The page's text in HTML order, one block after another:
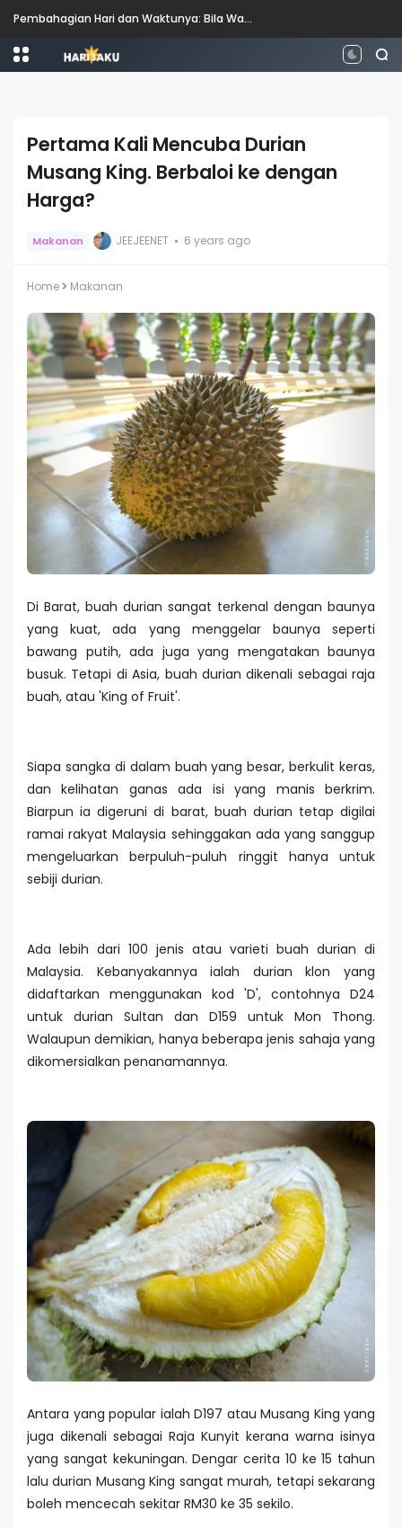
Pembahagian Hari dan Waktunya: Bila Waktunya Pagi, Tengah Hari, Petang dan Malam?
Pertama Kali Mencuba Durian
Musang King. Berbaloi ke dengan
Harga?
Makanan JEEJEENET 6 years ago
Home Makanan
Di Barat, buah durian sangat terkenal dengan baunya
yang kuat, ada yang menggelar baunya seperti
bawang putih, ada juga yang mengatakan baunya
busuk. Tetapi di Asia, buah durian dikenali sebagai raja
buah, atau 'King of Fruit'.
Siapa sangka di dalam buah yang besar, berkulit keras,
dan kelihatan ganas ada isi yang manis berkrim.
Biarpun ia digeruni di barat, buah durian tetap digilai
ramai rakyat Malaysia sehinggakan ada yang sanggup
mengeluarkan berpuluh-puluh ringgit hanya untuk
sebiji durian.
Ada lebih dari 100 jenis atau varieti buah durian di
Malaysia. Kebanyakannya ialah durian klon yang
didaftarkan menggunakan kod 'D', contohnya D24
untuk durian Sultan dan D159 untuk Mon Thong.
Walaupun demikian, hanya beberapa jenis sahaja yang
dikomersialkan penanamannya.
Antara yang popular ialah D197 atau Musang King yang
juga dikenali sebagai Raja Kunyit kerana warna isinya
yang sangat kekuningan. Dengar cerita 10 ke 15 tahun
lalu durian Musang King sangat murah, tetapi sekarang
boleh mencecah sekitar RM30 ke 35 sekilo.